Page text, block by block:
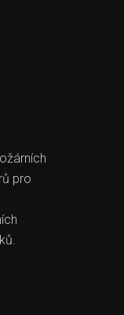
pro